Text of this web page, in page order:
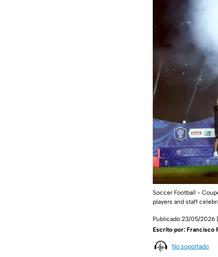
Soccer Football -
players and staff
Publicado 23/05/2026
Escrito por: Francisco
No soportado